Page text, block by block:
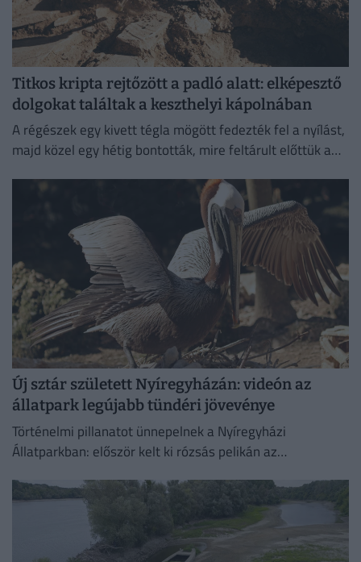
Titkos kripta rejtőzött a padló alatt: elképesztő
dolgokat találtak a keszthelyi kápolnában
A régészek egy kivett tégla mögött fedezték fel a nyílást,
majd közel egy hétig bontották, mire feltárult előttük a
Új sztár született Nyíregyházán: videón az
állatpark legújabb tündéri jövevénye
Történelmi pillanatot ünnepelnek a Nyíregyházi
Állatparkban: először kelt ki rózsás pelikán az
szülő gondosan neveli, a kicsi pedig...